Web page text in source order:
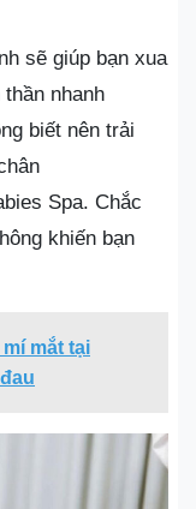
sẽ giúp bạn xua
nhanh
biết nên trải
Spa. Chắc
khiến bạn
mắt tại